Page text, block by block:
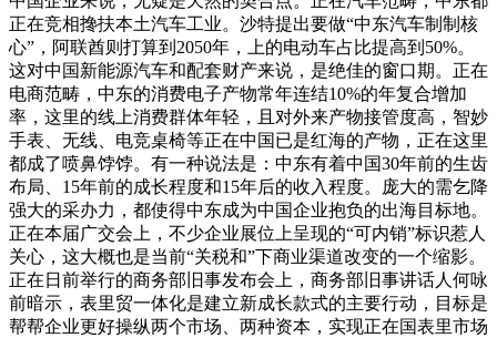
正在竞相搀扶本土汽车工业。沙特提出要做“中东汽车制制核
心”，阿联酋则打算到2050年，上的电动车占比提高到50%。
这对中国新能源汽车和配套财产来说，是绝佳的窗口期。正在
电商范畴，中东的消费电子产物常年连结10%的年复合增加
率，这里的线上消费群体年轻，且对外来产物接管度高，智妙
手表、无线、电竞桌椅等正在中国已是红海的产物，正在这里
都成了喷鼻饽饽。有一种说法是：中东有着中国30年前的生齿
布局、15年前的成长程度和15年后的收入程度。庞大的需乞降
强大的采办力，都使得中东成为中国企业抱负的出海目标地。
正在本届广交会上，不少企业展位上呈现的“可内销”标识惹人
关心，这大概也是当前“关税和”下商业渠道改变的一个缩影。
正在日前举行的商务部旧事发布会上，商务部旧事讲话人何咏
前暗示，表里贸一体化是建立新成长款式的主要行动，目标是
帮帮企业更好操纵两个市场、两种资本，实现正在国表里市场